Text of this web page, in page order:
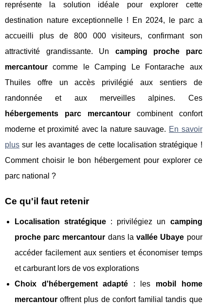
représente la solution idéale pour explorer cette
destination nature exceptionnelle ! En 2024, le parc a
accueilli plus de 800 000 visiteurs, confirmant son
attractivité grandissante. Un camping proche parc
mercantour comme le Camping Le Fontarache aux
Thuiles offre un accès privilégié aux sentiers de
randonnée et aux merveilles alpines. Ces
hébergements parc mercantourcombinent confort
moderne et proximité avec la nature sauvage. En savoir
plus sur les avantages de cette localisation stratégique !
Comment choisir le bon hébergement pour explorer ce
parc national ?
Ce qu'il faut retenir
Localisation stratégique : privilégiez un camping
proche parc mercantour dans lavallée Ubaye pour
accéder facilement aux sentiers et économiser temps
et carburant lors de vos explorations
Choix d'hébergement adapté : les mobil home
mercantour offrent plus de confort familial tandis que